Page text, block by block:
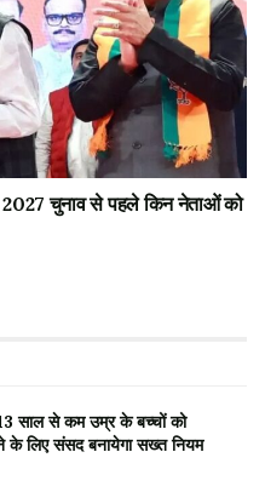
चुनाव से पहले किन नेताओं को
साल से कम उम्र के बच्चों को
लिए संसद बनायेगा सख्त नियम